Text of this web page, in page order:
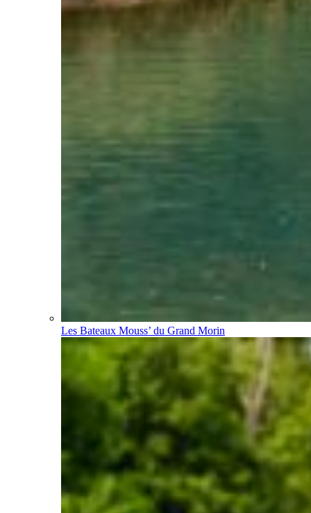
Les Bateaux Mouss’ du Grand Morin